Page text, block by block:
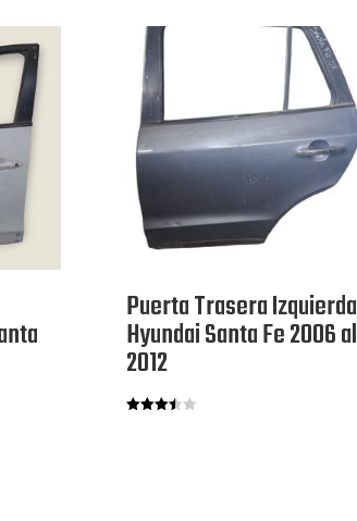
Puerta Trasera Izquierda
Hyundai Santa Fe 2006 al
2012